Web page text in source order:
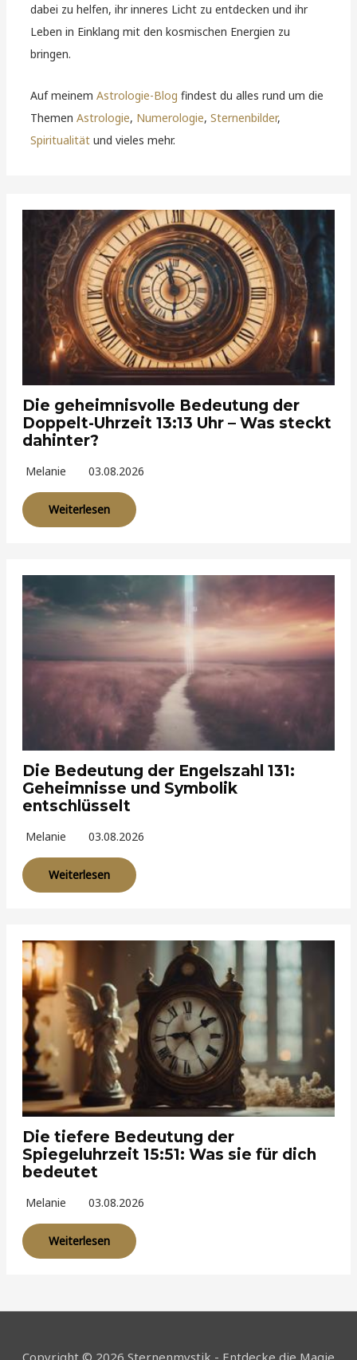
dabei zu helfen, ihr inneres Licht zu entdecken und ihr
Leben in Einklang mit den kosmischen Energien zu
bringen.
Auf meinemAstrologie-Blog findest du alles rund um die
ThemenAstrologie, Numerologie,Sternenbilder,
Spiritualität und vieles mehr.
Die geheimnisvolle Bedeutung der
Doppelt-Uhrzeit 13:13 Uhr – Was steckt
dahinter?
Melanie 03.08.2026
Weiterlesen
Die Bedeutung der Engelszahl 131:
Geheimnisse und Symbolik
entschlüsselt
Melanie 03.08.2026
Weiterlesen
Die tiefere Bedeutung der
Spiegeluhrzeit 15:51: Was sie für dich
bedeutet
Melanie 03.08.2026
Weiterlesen
Copyright © 2026 Sternenmystik - Entdecke die Magie